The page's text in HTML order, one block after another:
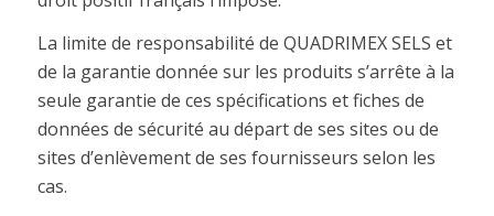
La limite de responsabilité de QUADRIMEX SELS et
de la garantie donnée sur les produits s’arrête à la
seule garantie de ces spécifications et fiches de
données de sécurité au départ de ses sites ou de
sites d’enlèvement de ses fournisseurs selon les
cas.